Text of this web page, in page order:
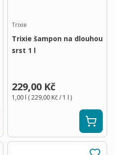
Trixie
Trixie šampon na dlouhou
srst 1 l
229,00 Kč
1,00 l (229,00 Kč/ 1 l )